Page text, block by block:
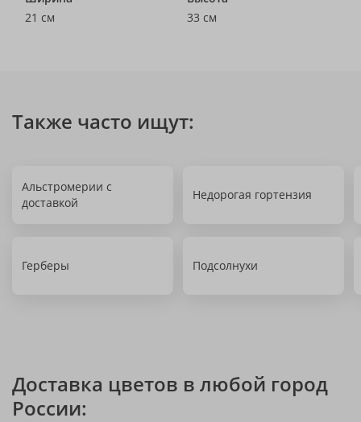
21 см
33 см
Также часто ищут:
Альстромерии с
доставкой
Недорогая гортензия
Герберы Подсолнухи
Доставка цветов в любой город
России: